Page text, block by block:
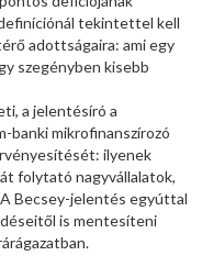
tekintettel kell
adottságaira: ami egy
szegényben kisebb
a jelentésíró a
banki mikrofinanszírozó
ilyenek
folytató nagyvállalatok,
Becsey-jelentés egyúttal
is mentesíteni